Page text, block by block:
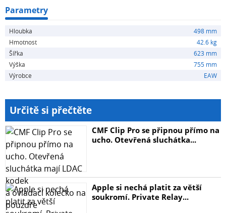
mm
• Hmotnost: 42,6 kg
Parametry
Hloubka
498 mm
Hmotnost
42.6 kg
Šířka
623 mm
Výška
755 mm
Výrobce
EAW
Určitě si přečtěte
CMF Clip Pro se připnou přímo na
ucho. Otevřená sluchátka...
Apple si nechá platit za větší
soukromí. Private Relay...